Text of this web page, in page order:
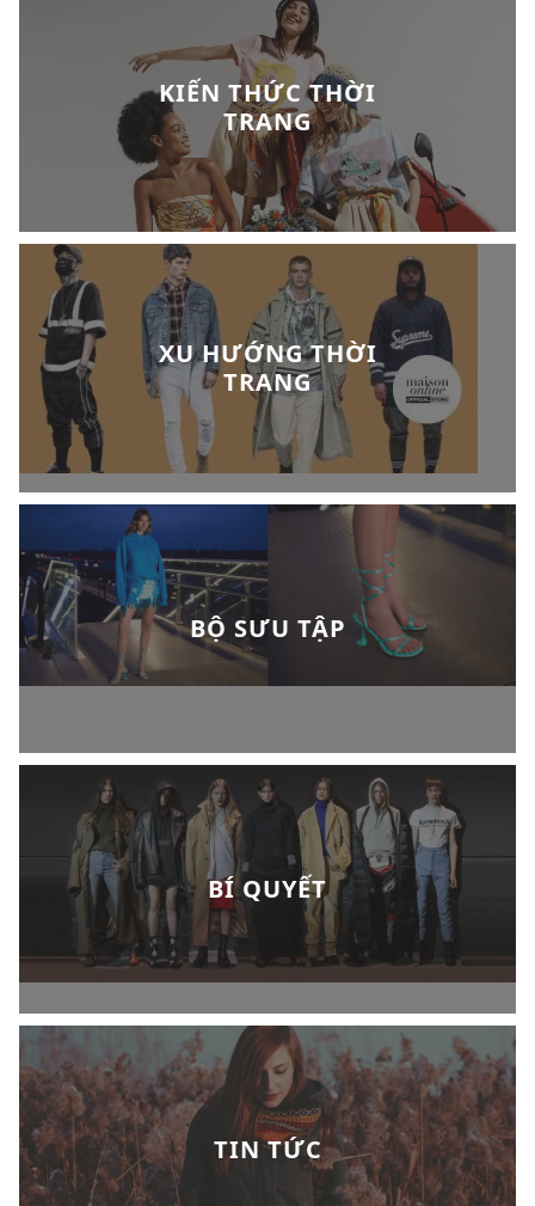
KIẾN THỨC THỜI
TRANG
XU HƯỚNG THỜI
TRANG
BỘ SƯU TẬP
BÍ QUYẾT
TIN TỨC